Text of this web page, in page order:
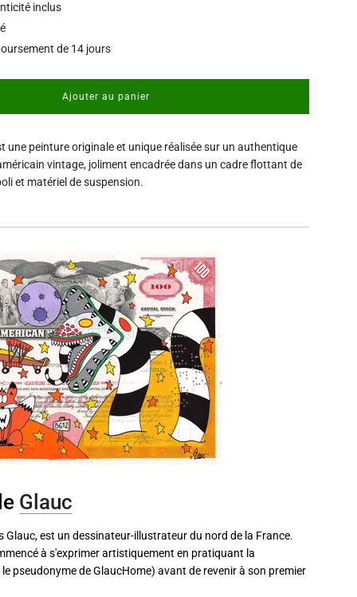
inclus
de 14 jours
Ajouter au panier
c
h
r
g
e
.
.
.
une peinture originale et unique réalisée sur un authentique
vintage, joliment encadrée dans un cadre flottant de
et matériel de suspension.
Glauc
Glauc, est un dessinateur-illustrateur du nord de la France.
à s'exprimer artistiquement en pratiquant la
pseudonyme de GlaucHome) avant de revenir à son premier